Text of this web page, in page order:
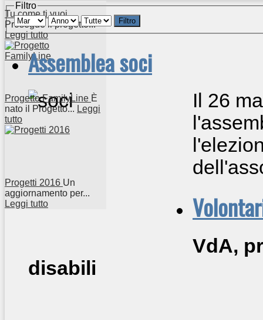
Tu come ti vuoi
Prosegue il progetto...
Leggi tutto
Progetto FamilyLine È
nato il Progetto... Leggi
tutto
Progetti 2016 Un
aggiornamento per...
Leggi tutto
Filtro
Filtro
Assemblea soci
Il 26
VdA,
disabili